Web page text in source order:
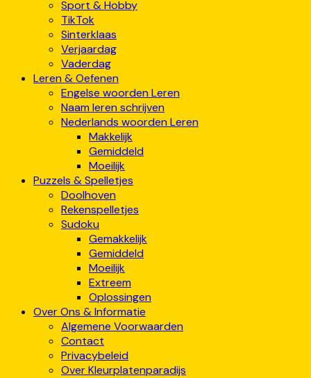
Sport & Hobby
TikTok
Sinterklaas
Verjaardag
Vaderdag
Leren & Oefenen
Engelse woorden Leren
Naam leren schrijven
Nederlands woorden Leren
Makkelijk
Gemiddeld
Moeilijk
Puzzels & Spelletjes
Doolhoven
Rekenspelletjes
Sudoku
Gemakkelijk
Gemiddeld
Moeilijk
Extreem
Oplossingen
Over Ons & Informatie
Algemene Voorwaarden
Contact
Privacybeleid
Over Kleurplatenparadijs